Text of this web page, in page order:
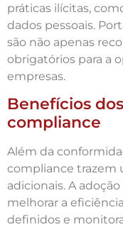
práticas ilícitas,
dados pessoais.
são não apenas
obrigatórios para a
empresas.
Benefícios
compliance
Além da
compliance trazem
adicionais. A
melhorar a
definidos e